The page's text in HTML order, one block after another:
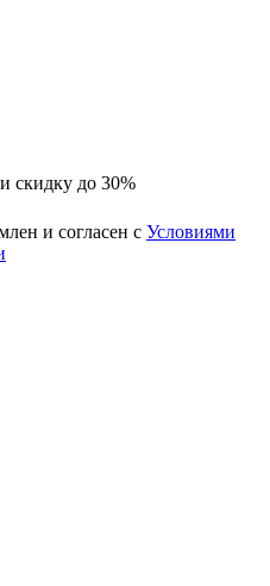
скидку до 30%
и согласен с Условиями